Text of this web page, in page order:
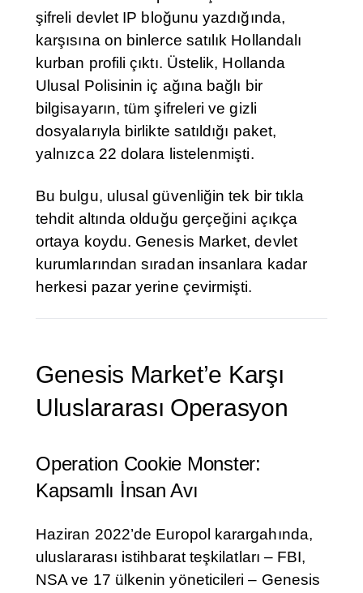
şifreli devlet IP bloğunu yazdığında,
karşısına on binlerce satılık Hollandalı
kurban profili çıktı. Üstelik, Hollanda
Ulusal Polisinin iç ağına bağlı bir
bilgisayarın, tüm şifreleri ve gizli
dosyalarıyla birlikte satıldığı paket,
yalnızca 22 dolara listelenmişti.
Bu bulgu, ulusal güvenliğin tek bir tıkla
tehdit altında olduğu gerçeğini açıkça
ortaya koydu. Genesis Market, devlet
kurumlarından sıradan insanlara kadar
herkesi pazar yerine çevirmişti.
Genesis Market’e Karşı
Uluslararası Operasyon
Operation Cookie Monster:
Kapsamlı İnsan Avı
Haziran 2022’de Europol karargahında,
uluslararası istihbarat teşkilatları – FBI,
NSA ve 17 ülkenin yöneticileri – Genesis